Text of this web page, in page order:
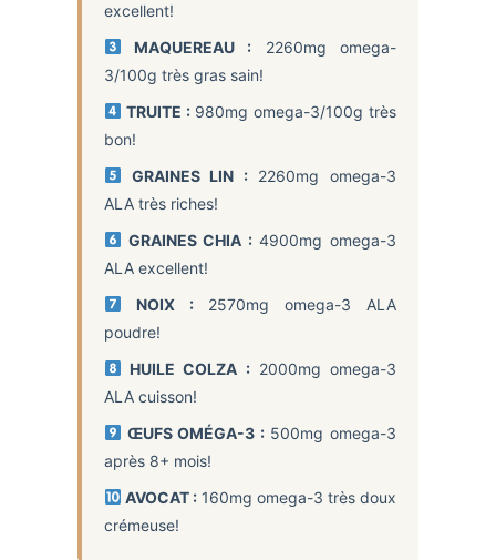
excellent!
MAQUEREAU : 2260mg omega-
3/100g très gras sain!
TRUITE :980mg omega-3/100g très
bon!
GRAINES LIN :2260mg omega-3
ALA très riches!
GRAINES CHIA :4900mg omega-3
ALA excellent!
NOIX :2570mg omega-3 ALA
poudre!
HUILE COLZA :2000mg omega-3
ALA cuisson!
ŒUFS OMÉGA-3 :500mg omega-3
après 8+ mois!
AVOCAT :160mg omega-3 très doux
crémeuse!